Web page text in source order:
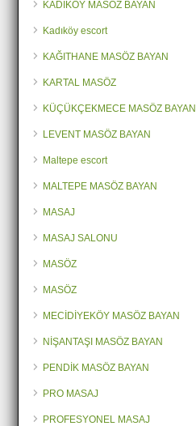
KADIKÖY MASÖZ BAYAN
Kadıköy escort
KAĞITHANE MASÖZ BAYAN
KARTAL MASÖZ
KÜÇÜKÇEKMECE MASÖZ BAYAN
LEVENT MASÖZ BAYAN
Maltepe escort
MALTEPE MASÖZ BAYAN
MASAJ
MASAJ SALONU
MASÖZ
MASÖZ
MECİDİYEKÖY MASÖZ BAYAN
NİŞANTAŞI MASÖZ BAYAN
PENDİK MASÖZ BAYAN
PRO MASAJ
PROFESYONEL MASAJ